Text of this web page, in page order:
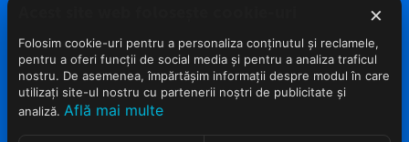
Contact
×
Folosim cookie-uri pentru a personaliza conținutul și reclamele,
pentru a oferi funcții de social media și pentru a analiza traficul
nostru. De asemenea, împărtășim informații despre modul în care
utilizați site-ul nostru cu partenerii noștri de publicitate și
analiză. Află mai multe